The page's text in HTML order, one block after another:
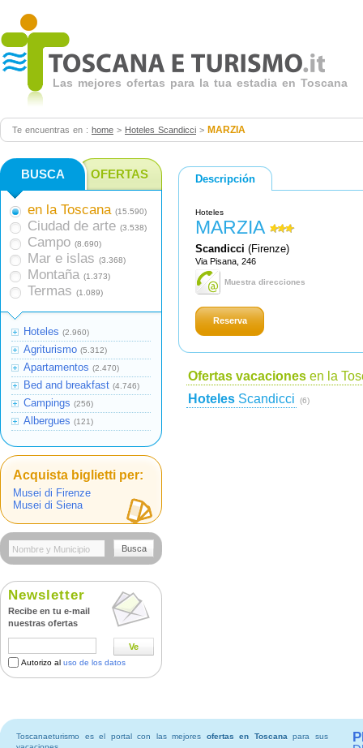
Las mejores ofertas para la tua estadia en Toscana
Te encuentras en : home > Hoteles Scandicci > MARZIA
Descripción
Hoteles
MARZIA
Scandicci (Firenze)
Via Pisana, 246
Muestra direcciones
Reserva
Ofertas vacaciones en la
Hoteles Scandicci (6)
BUSCA OFERTAS
en la Toscana (15.590)
Ciudad de arte (3.538)
Campo (8.690)
Mar e islas (3.368)
Montaña (1.373)
Termas (1.089)
Hoteles (2.960)
Agriturismo (5.312)
Apartamentos (2.470)
Bed and breakfast (4.746)
Campings (256)
Albergues (121)
Acquista biglietti per:
Musei di Firenze
Musei di Siena
Busca
Newsletter
Recibe en tu e-mail
nuestras ofertas
Ve
Autorizo al uso de los datos
Toscanaeturismo es el portal con las mejores ofertas en Toscana para sus